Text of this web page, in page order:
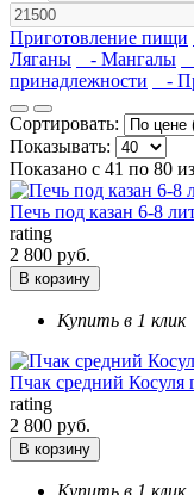
Приготовление пищи
Ляганы
- Мангалы
принадлежности
-
Сортировать:
Показывать:
Показано с 41 по 80
Печь под казан 6-8
rating
2 800 руб.
В корзину
Купить в 1 клик
Пчак средний
rating
2 800 руб.
В корзину
Купить в 1 клик